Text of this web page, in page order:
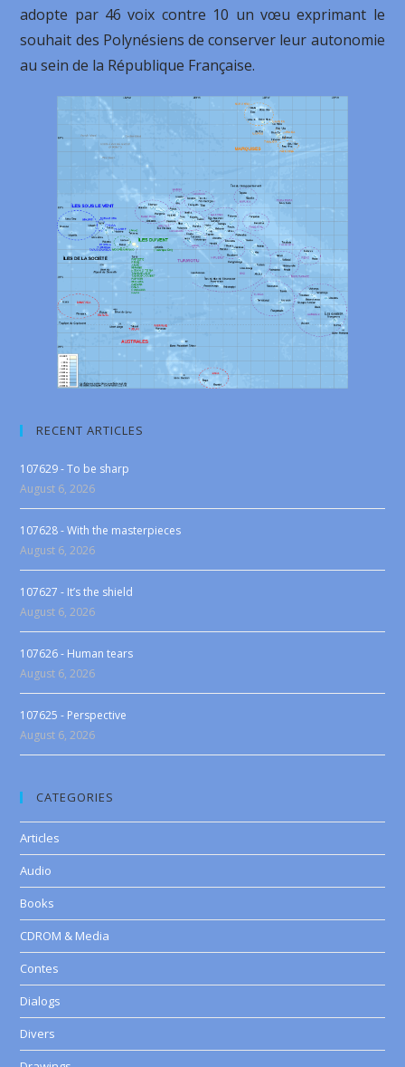
adopte par 46 voix contre 10 un vœu exprimant le
souhait des Polynésiens de conserver leur autonomie
au sein de la République Française.
RECENT ARTICLES
107629 - To be sharp
August 6, 2026
107628 - With the masterpieces
August 6, 2026
107627 - It’s the shield
August 6, 2026
107626 - Human tears
August 6, 2026
107625 - Perspective
August 6, 2026
CATEGORIES
Articles
Audio
Books
CDROM & Media
Contes
Dialogs
Divers